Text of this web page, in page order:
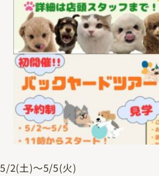
5/2(土)～5/5(火)